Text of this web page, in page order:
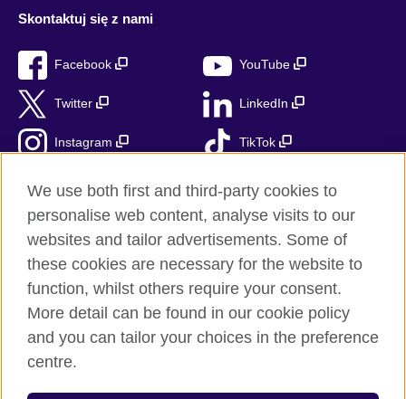
Skontaktuj się z nami
Facebook YouTube
Twitter LinkedIn
Instagram TikTok
British Council globalnie
Prywatność i warunki użytkowania
Mapa strony
We use both first and third-party cookies to
personalise web content, analyse visits to our
websites and tailor advertisements. Some of
these cookies are necessary for the website to
function, whilst others require your consent.
More detail can be found in our cookie policy
and you can tailor your choices in the preference
centre.